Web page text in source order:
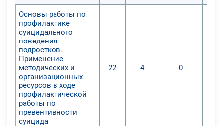
Основы работы по
профилактике
суицидального
поведения
подростков.
Применение
методических и
организационных
ресурсов в ходе
профилактической
работы по
превентивности
суицида
22 4 0